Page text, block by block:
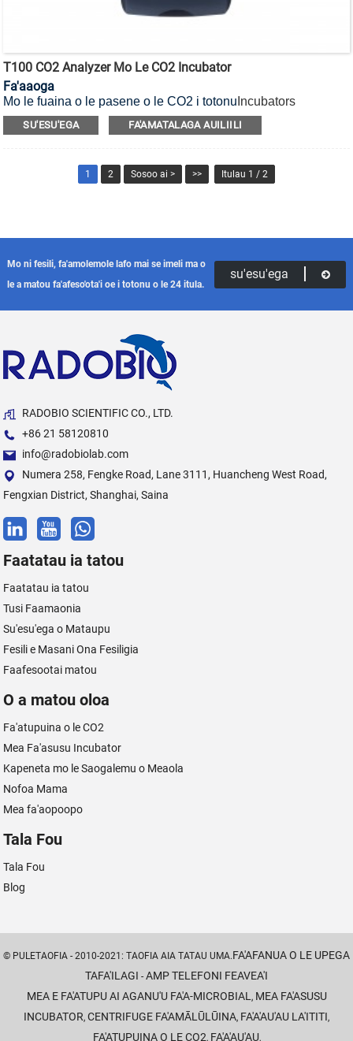
T100 CO2 Analyzer Mo Le CO2 Incubator
Fa'aaoga
Mo le fuaina o le pasene o le CO2 i totonu Incubators
CO2maMea lūlū incubator CO2.
SU'ESU'EGA FA'AMATALAGA AUILIILI
1 2 Sosoo ai > >> Itulau 1 / 2
Mo ni fesili, fa'amolemole lafo mai se imeli ma o
le a matou fa'afeso'ota'i oe i totonu o le 24 itula.
su'esu'ega
RADOBIO SCIENTIFIC CO., LTD.
+86 21 58120810
info@radobiolab.com
Numera 258, Fengke Road, Lane 3111, Huancheng West Road,
Fengxian District, Shanghai, Saina
Faatatau ia tatou
Faatatau ia tatou
Tusi Faamaonia
Su'esu'ega o Mataupu
Fesili e Masani Ona Fesiligia
Faafesootai matou
O a matou oloa
Fa'atupuina o le CO2
Mea Fa'asusu Incubator
Kapeneta mo le Saogalemu o Meaola
Nofoa Mama
Mea fa'aopoopo
Tala Fou
Tala Fou
Blog
© PULETAOFIA - 2010-2021: TAOFIA AIA TATAU UMA.FA'AFANUA O LE UPEGA
TAFA'ILAGI - AMP TELEFONI FEAVEA'I
MEA E FA'ATUPU AI AGANU'U FA'A-MICROBIAL, MEA FA'ASUSU
INCUBATOR, CENTRIFUGE FA'AMĀLŪLŪINA, FA'A'AU'AU LA'ITITI,
FA'ATUPUINA O LE CO2, FA'A'AU'AU,